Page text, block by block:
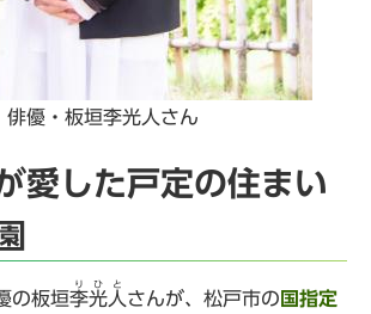
俳優・板垣李光人さん
愛した戸定の住まい
の板垣李光人
りひと
さんが、松戸市の 国指定